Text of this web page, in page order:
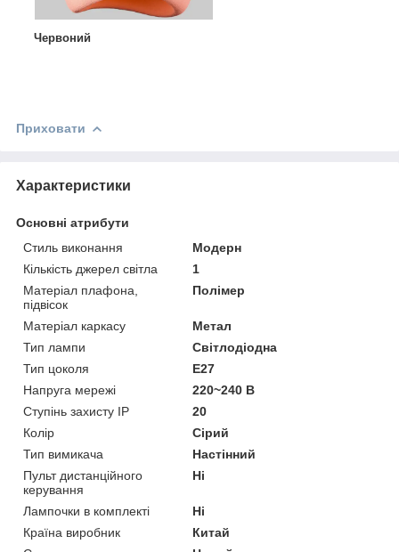
Червоний
Приховати
Характеристики
Основні атрибути
Стиль виконання
Модерн
Кількість джерел світла
1
Матеріал плафона,
підвісок
Полімер
Матеріал каркасу
Метал
Тип лампи
Світлодіодна
Тип цоколя
E27
Напруга мережі
220~240 В
Ступінь захисту IP
20
Колір
Сірий
Тип вимикача
Настінний
Пульт дистанційного
керування
Ні
Лампочки в комплекті
Ні
Країна виробник
Китай